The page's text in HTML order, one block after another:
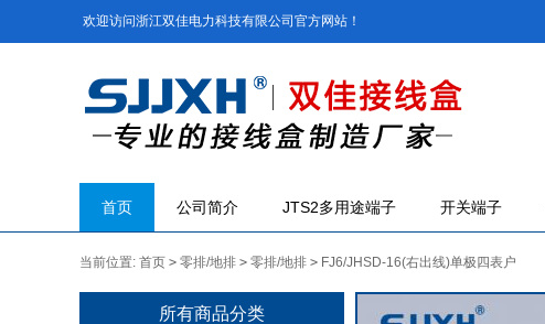
欢迎访问浙江双佳电力科技有限公司官方网站！
首页 公司简介 JTS2多用途端子 开关端子
当前位置: 首页 > 零排/地排 > 零排/地排 > FJ6/JHSD-16(右出线)单极四表户
所有商品分类